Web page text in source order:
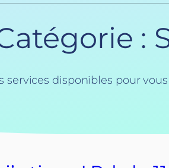
:
services disponibles pour